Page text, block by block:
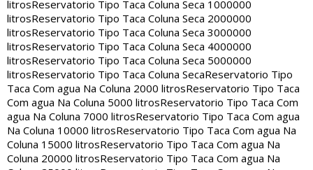
litrosReservatorio Tipo Taca Coluna Seca 1000000
litrosReservatorio Tipo Taca Coluna Seca 2000000
litrosReservatorio Tipo Taca Coluna Seca 3000000
litrosReservatorio Tipo Taca Coluna Seca 4000000
litrosReservatorio Tipo Taca Coluna Seca 5000000
litrosReservatorio Tipo Taca Coluna SecaReservatorio Tipo
Taca Com agua Na Coluna 2000 litrosReservatorio Tipo Taca
Com agua Na Coluna 5000 litrosReservatorio Tipo Taca Com
agua Na Coluna 7000 litrosReservatorio Tipo Taca Com agua
Na Coluna 10000 litrosReservatorio Tipo Taca Com agua Na
Coluna 15000 litrosReservatorio Tipo Taca Com agua Na
Coluna 20000 litrosReservatorio Tipo Taca Com agua Na